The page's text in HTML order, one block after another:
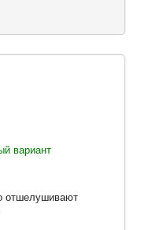
вариант
отшелушивают